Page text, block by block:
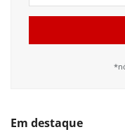
Em destaque